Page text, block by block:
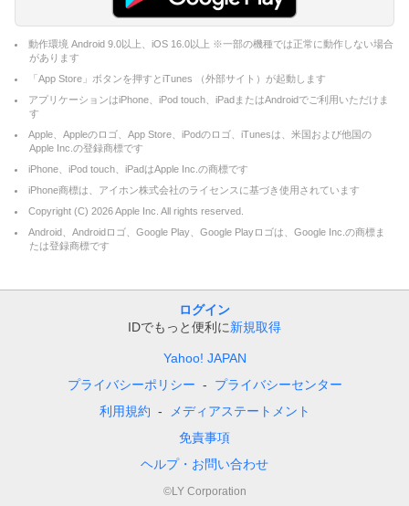
動作環境 Android 9.0以上、iOS 16.0以上 ※一部の機種では正常に動作しない場合
があります
「App Store」ボタンを押すとiTunes （外部サイト）が起動します
アプリケーションはiPhone、iPod touch、iPadまたはAndroidでご利用いただけま
す
Apple、Appleのロゴ、App Store、iPodのロゴ、iTunesは、米国および他国の
Apple Inc.の登録商標です
iPhone、iPod touch、iPadはApple Inc.の商標です
iPhone商標は、アイホン株式会社のライセンスに基づき使用されています
Copyright (C) 2026Apple Inc. All rights reserved.
Android、Androidロゴ、Google Play、Google Playロゴは、Google Inc.の商標ま
たは登録商標です
ログイン
IDでもっと便利に新規取得
Yahoo! JAPAN
プライバシーポリシー
プライバシーセンター
利用規約
メディアステートメント
免責事項
ヘルプ・お問い合わせ
©LY Corporation